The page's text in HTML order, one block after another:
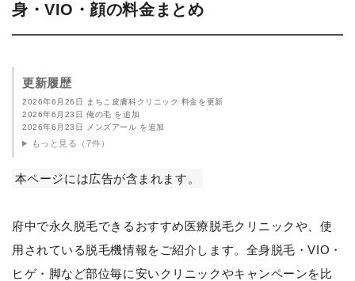
身・VIO・顔の料金まとめ
更新履歴
2026年6月26日 まちこ皮膚科クリニック 料金を更新
2026年6月23日 俺の毛 を追加
2026年6月23日 メンズアール を追加
もっと見る（7件）
本ページには広告が含まれます。
府中で永久脱毛できるおすすめ医療脱毛クリニックや、使
用されている脱毛機情報をご紹介します。全身脱毛・VIO・
ヒゲ・脚など部位毎に安いクリニックやキャンペーンを比